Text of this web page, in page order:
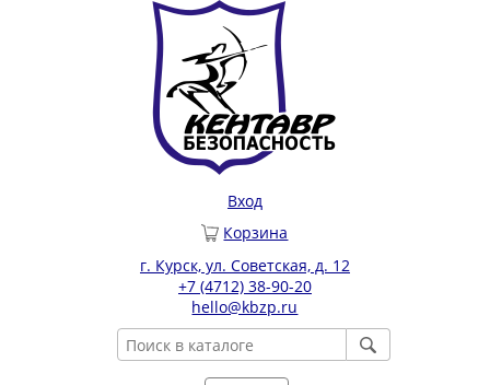
Вход
Корзина
г. Курск, ул. Советская, д. 12
+7 (4712) 38-90-20
hello@kbzp.ru